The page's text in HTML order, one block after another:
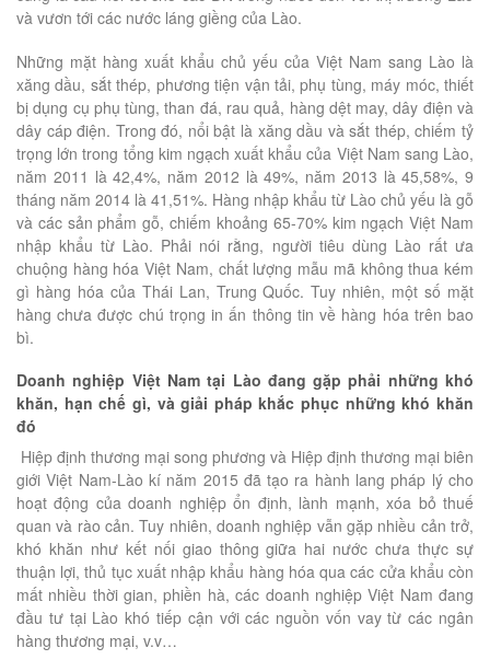
và vươn tới các nước láng giềng của Lào.
Những mặt hàng xuất khẩu chủ yếu của Việt Nam sang Lào là
xăng dầu, sắt thép, phương tiện vận tải, phụ tùng, máy móc, thiết
bị dụng cụ phụ tùng, than đá, rau quả, hàng dệt may, dây điện và
dây cáp điện. Trong đó, nổi bật là xăng dầu và sắt thép, chiếm tỷ
trọng lớn trong tổng kim ngạch xuất khẩu của Việt Nam sang Lào,
năm 2011 là 42,4%, năm 2012 là 49%, năm 2013 là 45,58%, 9
tháng năm 2014 là 41,51%. Hàng nhập khẩu từ Lào chủ yếu là gỗ
và các sản phẩm gỗ, chiếm khoảng 65-70% kim ngạch Việt Nam
nhập khẩu từ Lào. Phải nói rằng, người tiêu dùng Lào rất ưa
chuộng hàng hóa Việt Nam, chất lượng mẫu mã không thua kém
gì hàng hóa của Thái Lan, Trung Quốc. Tuy nhiên, một số mặt
hàng chưa được chú trọng in ấn thông tin về hàng hóa trên bao
bì.
Doanh nghiệp Việt Nam tại Lào đang gặp phải những khó
khăn, hạn chế gì, và giải pháp khắc phục những khó khăn
đó
Hiệp định thương mại song phương và Hiệp định thương mại biên
giới Việt Nam-Lào kí năm 2015 đã tạo ra hành lang pháp lý cho
hoạt động của doanh nghiệp ổn định, lành mạnh, xóa bỏ thuế
quan và rào cản. Tuy nhiên, doanh nghiệp vẫn gặp nhiều cản trở,
khó khăn như kết nối giao thông giữa hai nước chưa thực sự
thuận lợi, thủ tục xuất nhập khẩu hàng hóa qua các cửa khẩu còn
mất nhiều thời gian, phiền hà, các doanh nghiệp Việt Nam đang
đầu tư tại Lào khó tiếp cận với các nguồn vốn vay từ các ngân
hàng thương mại, v.v…